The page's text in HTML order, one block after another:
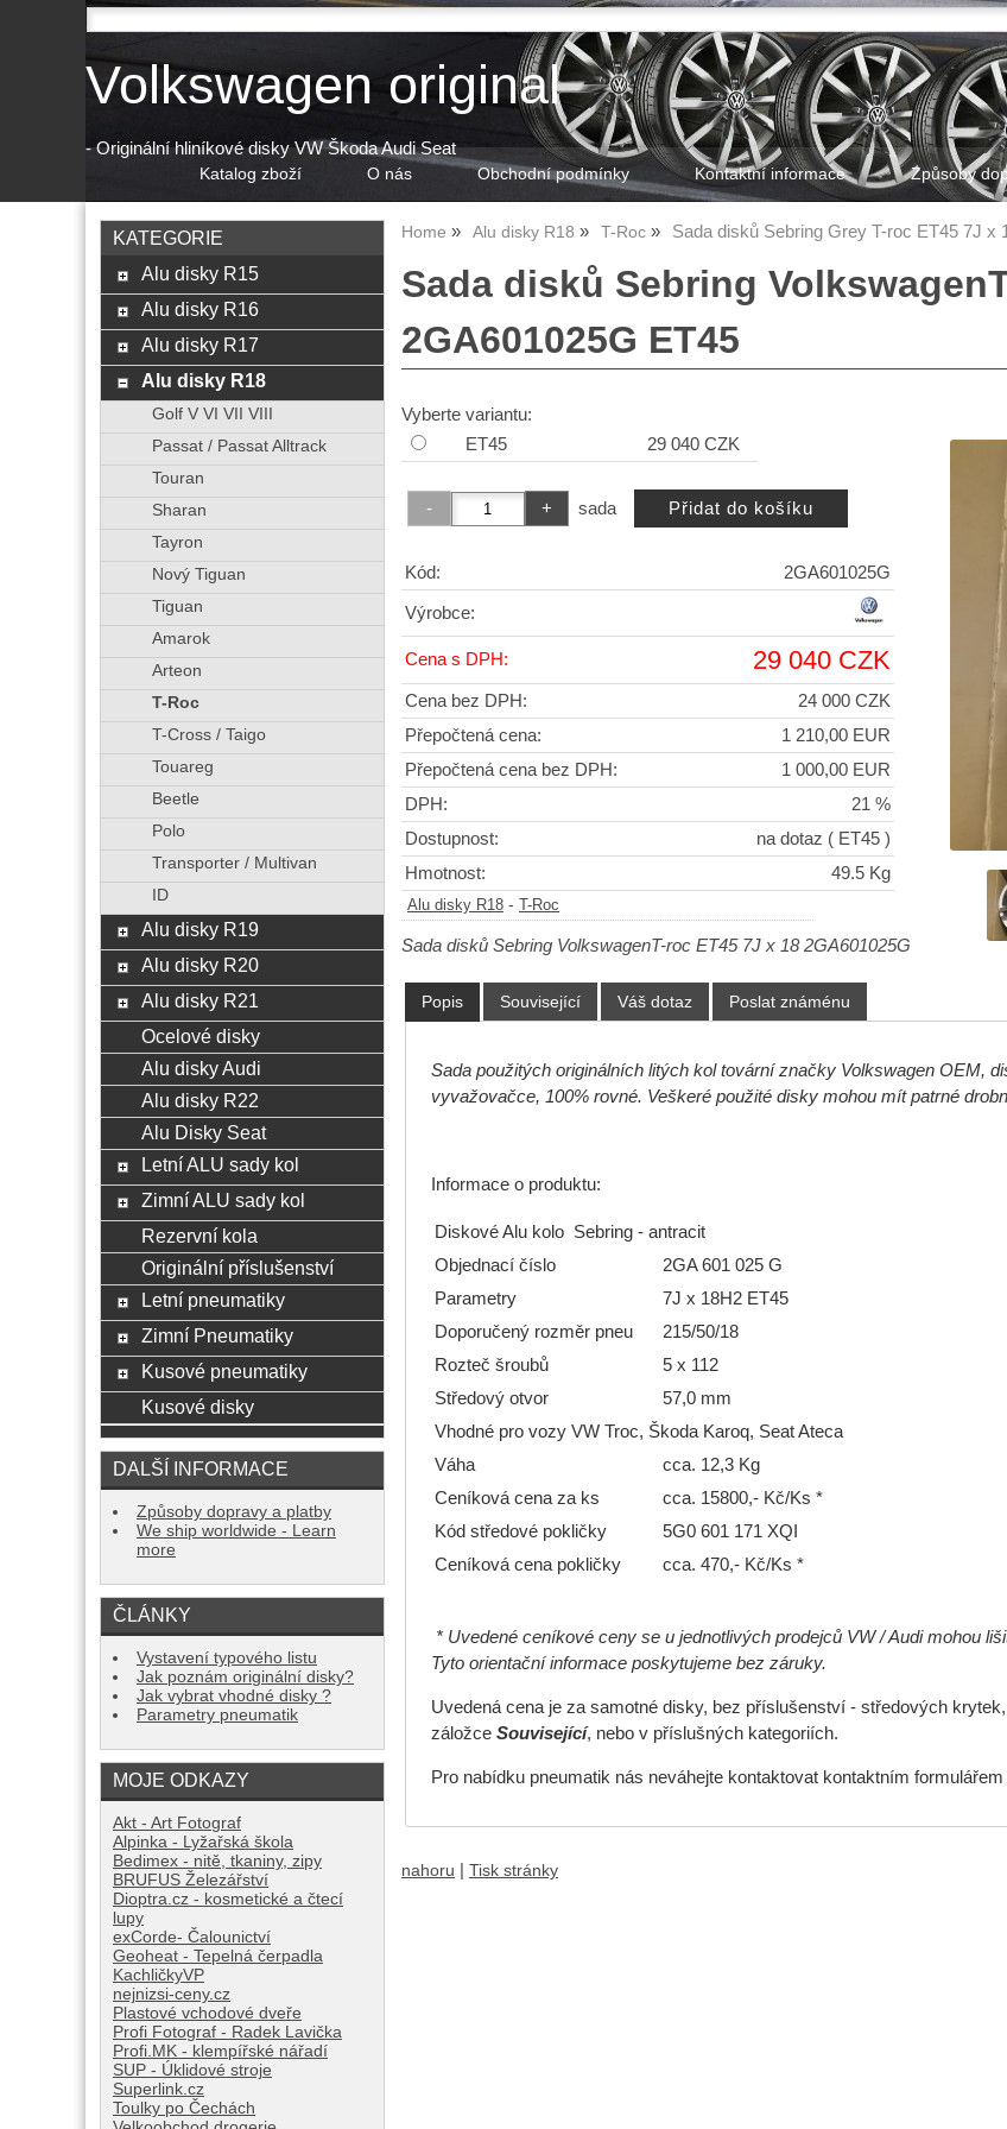
Volkswagen original
- Originální hliníkové disky VW Škoda Audi Seat
Katalog zboží O nás Obchodní podmínky Kontaktní informace Způsoby
Home Alu disky R18 T-Roc Sada disků Sebring Grey T-roc ET45 7J x
Sada disků Sebring
2GA601025G ET45
Vyberte variantu:
ET45
29 040 CZK
sada
Kód: 2GA601025G
Výrobce:
Cena s DPH: 29 040 CZK
Cena bez DPH:
24 000 CZK
Přepočtená cena:
1 210,00 EUR
Přepočtená cena bez DPH:
1 000,00 EUR
DPH:
21 %
Dostupnost:
na dotaz ( ET45 )
Hmotnost:
49.5 Kg
Alu disky R18 - T-Roc
Sada disků Sebring VolkswagenT-roc ET45 7J x 18 2GA601025G
Popis Související Váš dotaz Poslat známénu
Sada použitých originálních litých kol tovární značky Volkswagen OEM,
vyvažovačce, 100% rovné. Veškeré použité disky mohou mít patrné
Informace o produktu:
Diskové Alu kolo Sebring - antracit
Objednací číslo
2GA 601 025 G
Parametry
7J x 18H2 ET45
Doporučený rozměr pneu
215/50/18
Rozteč šroubů
5 x 112
Středový otvor
57,0 mm
Vhodné pro vozy VW Troc, Škoda Karoq, Seat Ateca
Váha
cca. 12,3 Kg
Ceníková cena za ks
cca. 15800,- Kč/Ks *
Kód středové pokličky
5G0 601 171 XQI
Ceníková cena pokličky
cca. 470,- Kč/Ks *
* Uvedené ceníkové ceny se u jednotlivých prodejců VW / Audi mohou
Tyto orientační informace poskytujeme bez záruky.
Uvedená cena je za samotné disky, bez příslušenství - středových
záložce Související, nebo v příslušných kategoriích.
Pro nabídku pneumatik nás neváhejte kontaktovat kontaktním
nahoru Tisk stránky
KATEGORIE
Alu disky R15
Alu disky R16
Alu disky R17
Alu disky R18
Golf V VI VII VIII
Passat / Passat Alltrack
Touran
Sharan
Tayron
Nový Tiguan
Tiguan
Amarok
Arteon
T-Roc
T-Cross / Taigo
Touareg
Beetle
Polo
Transporter / Multivan
ID
Alu disky R19
Alu disky R20
Alu disky R21
Ocelové disky
Alu disky Audi
Alu disky R22
Alu Disky Seat
Letní ALU sady kol
Zimní ALU sady kol
Rezervní kola
Originální příslušenství
Letní pneumatiky
Zimní Pneumatiky
Kusové pneumatiky
Kusové disky
DALŠÍ INFORMACE
Způsoby dopravy a platby
We ship worldwide - Learn
more
ČLÁNKY
Vystavení typového listu
Jak poznám originální disky?
Jak vybrat vhodné disky ?
Parametry pneumatik
MOJE ODKAZY
Akt - Art Fotograf
Alpinka - Lyžařská škola
Bedimex - nitě, tkaniny, zipy
BRUFUS Železářství
Dioptra.cz - kosmetické a čtecí
lupy
exCorde- Čalounictví
Geoheat - Tepelná čerpadla
KachličkyVP
nejnizsi-ceny.cz
Plastové vchodové dveře
Profi Fotograf - Radek Lavička
Profi.MK - klempířské nářadí
SUP - Úklidové stroje
Superlink.cz
Toulky po Čechách